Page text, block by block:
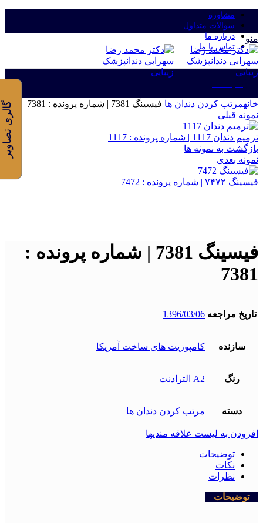
مشاوره
سوالات متداول
درباره ما
تماس با ما
منو
خانهمرتب کردن دندان ها فیسینگ 7381 | شماره پرونده : 7381
نمونه قبلی
ترمیم دندان 1117 | شماره پرونده : 1117
بازگشت به نمونه ها
نمونه بعدی
فیسینگ ۷۴۷۲ | شماره پرونده : 7472
فیسینگ 7381 | شماره پرونده :
7381
تاریخ مراجعه 1396/03/06
سازنده کامپوزیت های ساخت آمریکا
رنگ A2 الترادنت
دسته مرتب کردن دندان ها
افزودن به لیست علاقه مندیها
توضیحات
نکات
نظرات
توضیحات
گالری تصاویر